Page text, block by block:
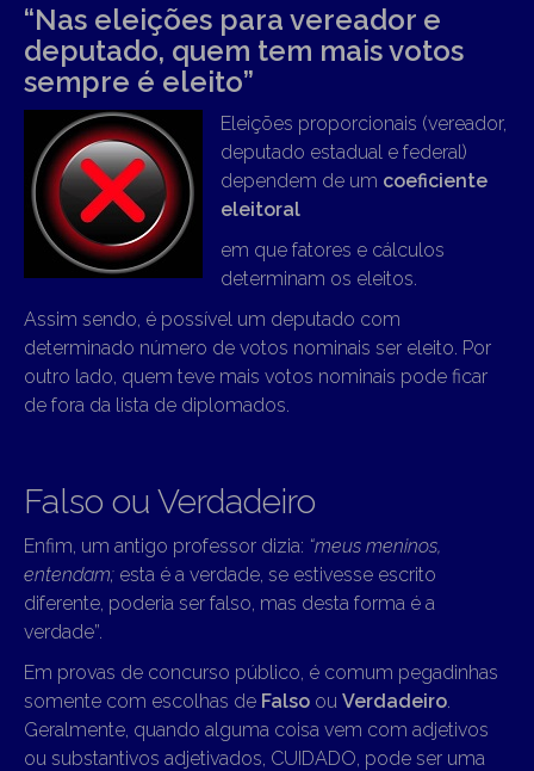
“Nas eleições para vereador e
deputado, quem tem mais votos
sempre é eleito”
Eleições proporcionais (vereador,
deputado estadual e federal)
dependem de um coeficiente
eleitoral
em que fatores e cálculos
determinam os eleitos.
Assim sendo, é possível um deputado com
determinado número de votos nominais ser eleito. Por
outro lado, quem teve mais votos nominais pode ficar
de fora da lista de diplomados.
Falso ou Verdadeiro
Enfim, um antigo professor dizia: “meus meninos,
entendam; esta é a verdade, se estivesse escrito
diferente, poderia ser falso, mas desta forma é a
verdade”.
Em provas de concurso público, é comum pegadinhas
somente com escolhas de Falso ou Verdadeiro.
Geralmente, quando alguma coisa vem com adjetivos
ou substantivos adjetivados, CUIDADO, pode ser uma